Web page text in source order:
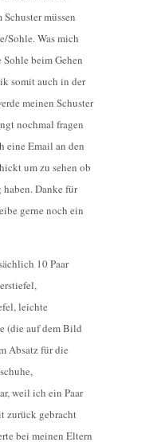
müssen
Sohle. Was mich
beim Gehen
somit auch in der
meinen Schuster
nochmal fragen
eine Email an den
um zu sehen ob
Danke für
gerne noch ein
10 Paar
leichte
(die auf dem Bild
Absatz für die
weil ich ein Paar
zurück gebracht
bei meinen Eltern